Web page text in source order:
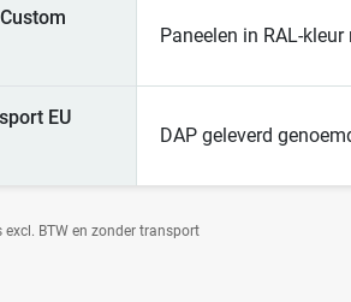
Paneelen in RAL-kleur
EU
DAP geleverd
BTW en zonder transport